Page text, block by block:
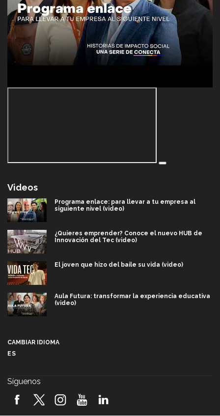
Videos
Programa enlace: para llevar a tu empresa al
siguiente nivel (video)
¿Quieres emprender? Conoce el nuevo HUB de
Innovación del Tec (video)
El joven que hizo del baile su vida (video)
Aula Futura: transformar la experiencia educativa
(video)
2026! (video)
CAMBIAR IDIOMA
ES
Síguenos